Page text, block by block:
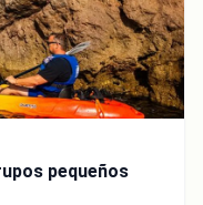
pequeños